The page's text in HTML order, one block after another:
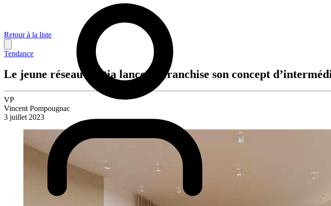
Retour à la liste
Tendance
Le jeune réseau Zestia lance en franchise son concept
VP
Vincent Pompougnac
3 juillet 2023